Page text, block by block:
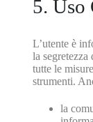
5. Uso
L’utente è
la segretezza
tutte le
strumenti.
la